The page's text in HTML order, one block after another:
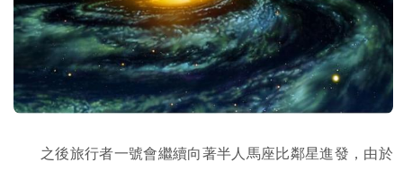
之後旅行者一號會繼續向著半人馬座比鄰星進發，由於